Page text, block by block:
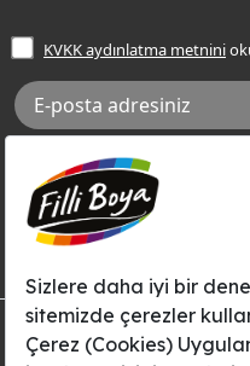
Frezya Rengi
Bilgi Toplumu Hizmetleri
İnternet Sitesi Kullanım
KVKK Talep Formu
KVKK Aydınlatma Metni
KVKK aydınlatma metnini
Aksi tarafımca bildirilene
Filli Boya dahil tüm markaları
tanıtım faaliyetleri vb. ile ilgili
© Filli Boya 2026. Tüm